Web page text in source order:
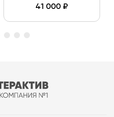
41 000 ₽